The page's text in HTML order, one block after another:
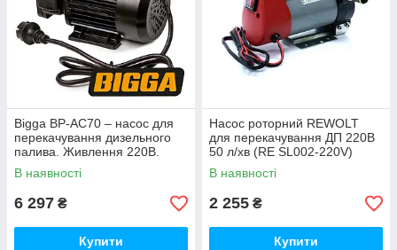
Bigga BP-AC70 – насос для
перекачування дизельного
палива. Живлення 220В.
Продуктивність насоса 82 л/
хв.
В наявності
6 297 ₴
Купити
Насос роторний REWOLT
для перекачування ДП 220В
50 л/хв (RE SL002-220V)
В наявності
2 255 ₴
Купити